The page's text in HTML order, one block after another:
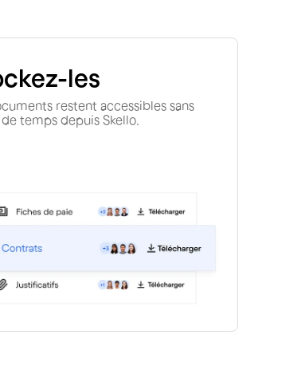
les
restent accessibles sans
temps depuis Skello.